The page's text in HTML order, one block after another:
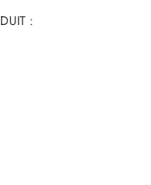
: